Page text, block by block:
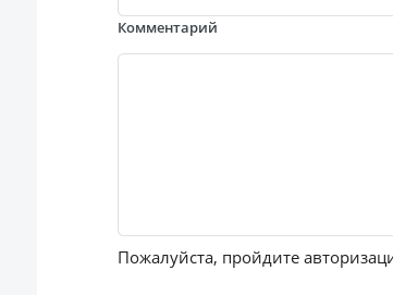
Комментарий
Пожалуйста, пройдите